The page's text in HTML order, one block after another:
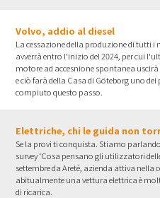
Volvo, addio al diesel
La cessazione della produzione di tutti
avverrà entro l'inizio del 2024, per cui
motore ad accesnione spontanea
e ciò farà della Casa di Göteborg uno
compiuto questo passo.
Elettriche, chi le guida non
Se la provi ti conquista. Stiamo
survey ‘Cosa pensano gli utilizzatori
settembre da Areté, azienda attiva
abitualmente una vettura elettrica è
di ricarica.